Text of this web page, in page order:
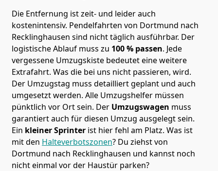
Die Entfernung ist zeit- und leider auch
kostenintensiv. Pendelfahrten von Dortmund nach
Recklinghausen sind nicht täglich ausführbar. Der
logistische Ablauf muss zu 100 % passen. Jede
vergessene Umzugskiste bedeutet eine weitere
Extrafahrt. Was die bei uns nicht passieren, wird.
Der Umzugstag muss detailliert geplant und auch
umgesetzt werden. Alle Umzugshelfer müssen
pünktlich vor Ort sein. Der Umzugswagen muss
garantiert auch für diesen Umzug ausgelegt sein.
Ein kleiner Sprinter ist hier fehl am Platz. Was ist
mit den Halteverbotszonen? Du ziehst von
Dortmund nach Recklinghausen und kannst noch
nicht einmal vor der Haustür parken?